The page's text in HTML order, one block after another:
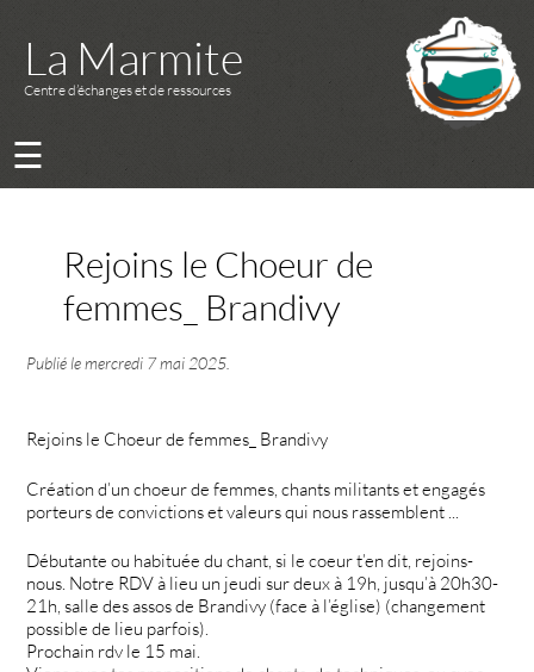
La Marmite
Centre d’échanges et de ressources
☰
Rejoins le Choeur de
femmes_ Brandivy
Publié lemercredi 7 mai 2025
Rejoins le Choeur de femmes_ Brandivy
Création d’un choeur de femmes, chants militants et engagés
porteurs de convictions et valeurs qui nous rassemblent ...
Débutante ou habituée du chant, si le coeur t’en dit, rejoins-
nous. Notre RDV à lieu un jeudi sur deux à 19h, jusqu’à 20h30-
21h, salle des assos de Brandivy (face à l’église) (changement
possible de lieu parfois).
Prochain rdv le 15 mai.